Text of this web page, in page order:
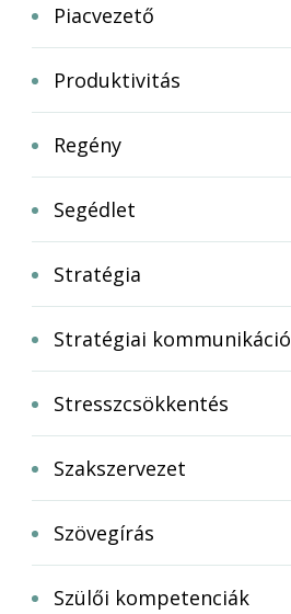
Piacvezető
Produktivitás
Regény
Segédlet
Stratégia
Stratégiai kommunikáció
Stresszcsökkentés
Szakszervezet
Szövegírás
Szülői kompetenciák